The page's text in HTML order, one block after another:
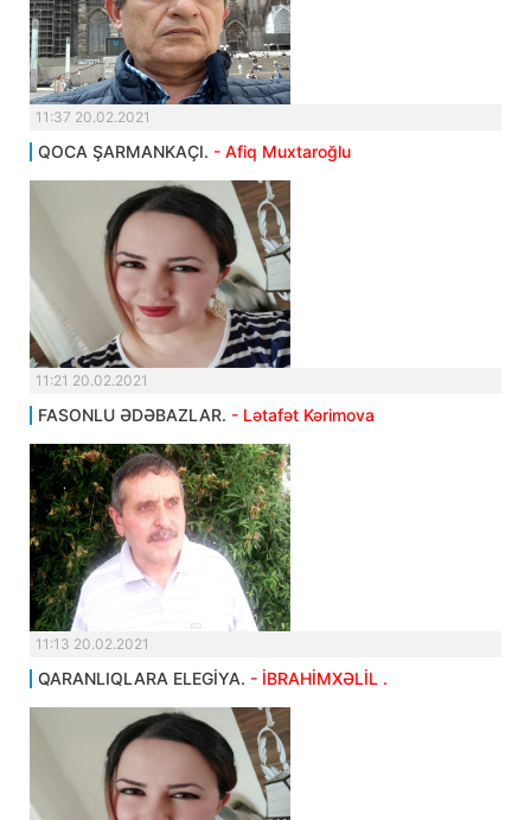
11:37 20.02.2021
QOCA ŞARMANKAÇI. - Afiq Muxtaroğlu
11:21 20.02.2021
FASONLU ƏDƏBAZLAR. - Lətafət Kərimova
11:13 20.02.2021
QARANLIQLARA ELEGİYA. - İBRAHİMXƏLİL .